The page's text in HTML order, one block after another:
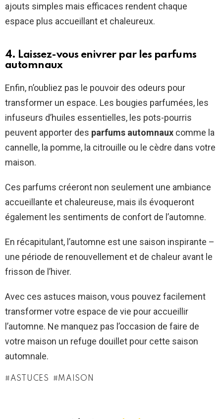
ajouts simples mais efficaces rendent chaque
espace plus accueillant et chaleureux.
4. Laissez-vous enivrer par les parfums
automnaux
Enfin, n’oubliez pas le pouvoir des odeurs pour
transformer un espace. Les bougies parfumées, les
infuseurs d’huiles essentielles, les pots-pourris
peuvent apporter des parfums automnaux comme la
cannelle, la pomme, la citrouille ou le cèdre dans votre
maison.
Ces parfums créeront non seulement une ambiance
accueillante et chaleureuse, mais ils évoqueront
également les sentiments de confort de l’automne.
En récapitulant, l’automne est une saison inspirante –
une période de renouvellement et de chaleur avant le
frisson de l’hiver.
Avec ces astuces maison, vous pouvez facilement
transformer votre espace de vie pour accueillir
l’automne. Ne manquez pas l’occasion de faire de
votre maison un refuge douillet pour cette saison
automnale.
ASTUCES MAISON